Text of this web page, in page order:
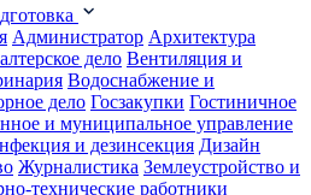
Администратор Архитектура
дело Вентиляция и
Водоснабжение и
дело Госзакупки Гостиничное
и муниципальное управление
и дезинсекция Дизайн
Журналистика Землеустройство и
технические работники